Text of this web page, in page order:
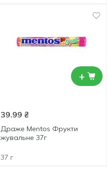
+
39.99 ₴
Драже Mentos Фрукти
жувальне 37г
37 г